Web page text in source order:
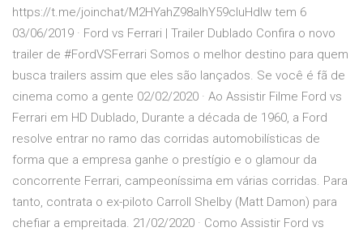
https://t.me/joinchat/M2HYahZ98aIhY59cluHdIw tem 6
03/06/2019 · Ford vs Ferrari | Trailer Dublado Confira o novo
trailer de #FordVSFerrari Somos o melhor destino para quem
busca trailers assim que eles são lançados. Se você é fã de
cinema como a gente 02/02/2020 · Ao Assistir Filme Ford vs
Ferrari em HD Dublado, Durante a década de 1960, a Ford
resolve entrar no ramo das corridas automobilísticas de
forma que a empresa ganhe o prestígio e o glamour da
concorrente Ferrari, campeoníssima em várias corridas. Para
tanto, contrata o ex-piloto Carroll Shelby (Matt Damon) para
chefiar a empreitada. 21/02/2020 · Como Assistir Ford vs